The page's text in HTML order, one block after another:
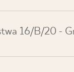
16/B/20 -